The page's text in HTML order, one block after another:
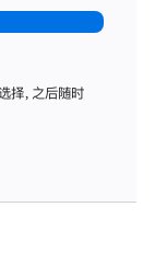
择，之后随时